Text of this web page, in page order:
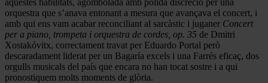
orquestra que s’anava entonant a mesura que avançava el concert, i
amb qui ens vam acabar reconciliant al sarcàstic i juganer Concert
per a piano, trompeta i orquestra de cordes, op. 35 de Dmitri
Xostakóvitx, correctament travat per Eduardo Portal però
descaradament liderat per un Bagaría excels i una Farrés eficaç, dos
orgulls musicals del país que encara no han tocat sostre i a qui
pronostiquem molts moments de glòria.